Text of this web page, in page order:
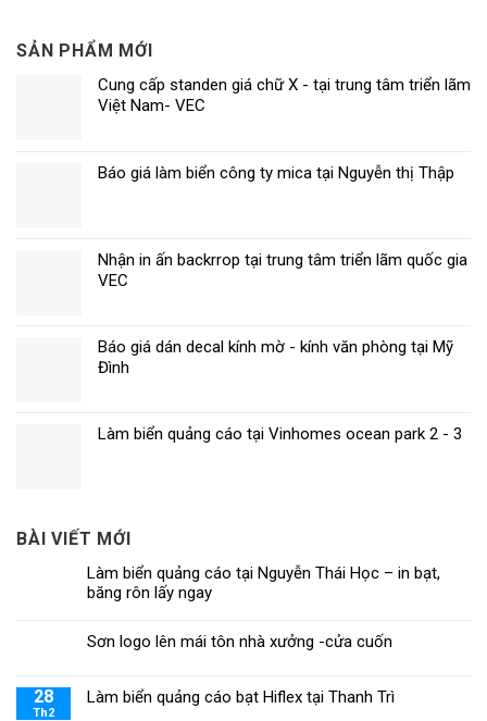
SẢN PHẨM MỚI
Cung cấp standen giá chữ X - tại trung tâm triển lãm
Việt Nam- VEC
Báo giá làm biển công ty mica tại Nguyễn thị Thập
Nhận in ấn backrrop tại trung tâm triển lãm quốc gia
VEC
Báo giá dán decal kính mờ - kính văn phòng tại Mỹ
Đình
Làm biển quảng cáo tại Vinhomes ocean park 2 - 3
BÀI VIẾT MỚI
Làm biển quảng cáo tại Nguyễn Thái Học – in bạt,
băng rôn lấy ngay
Sơn logo lên mái tôn nhà xưởng -cửa cuốn
28
Th2
Làm biển quảng cáo bạt Hiflex tại Thanh Trì